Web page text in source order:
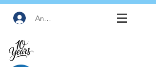
Anmelden